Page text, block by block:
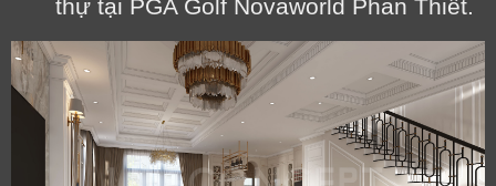
thự tại PGA Golf Novaworld Phan Thiết.